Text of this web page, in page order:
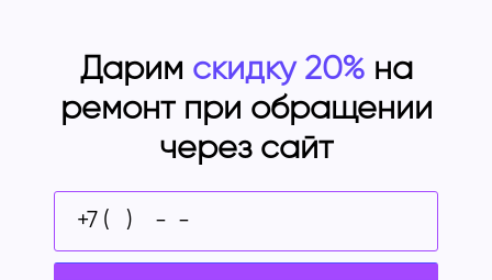
Дарим скидку 20%на
ремонт при обращении
через сайт